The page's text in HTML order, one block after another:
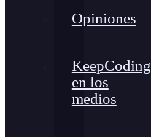
Opiniones
KeepCoding
en los
medios